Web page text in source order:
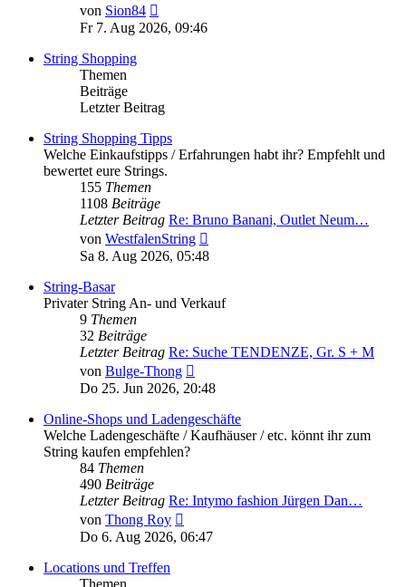
von Sion84
Beitrag
Fr 7. Aug 2026, 09:46
String Shopping
Themen
Beiträge
Letzter Beitrag
String Shopping Tipps
Welche Einkaufstipps / Erfahrungen habt ihr? Empfehlt und
bewertet eure Strings.
155 Themen
1108 Beiträge
Letzter Beitrag Re: Bruno Banani, Outlet Neum…
von WestfalenString
Beitrag
Sa 8. Aug 2026, 05:48
String-Basar
Privater String An- und Verkauf
9 Themen
32 Beiträge
Letzter Beitrag Re: Suche TENDENZE, Gr. S + M
von Bulge-Thong
Beitrag
Do 25. Jun 2026, 20:48
Online-Shops und Ladengeschäfte
Welche Ladengeschäfte / Kaufhäuser / etc. könnt ihr zum
String kaufen empfehlen?
84 Themen
490 Beiträge
Letzter Beitrag Re: Intymo fashion Jürgen Dan…
von Thong Roy
Beitrag
Do 6. Aug 2026, 06:47
Locations und Treffen
Themen